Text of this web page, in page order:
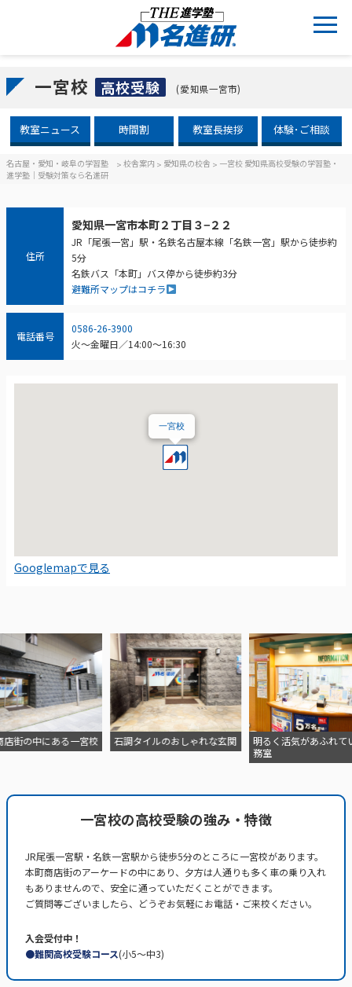
一宮校 高校受験 (愛知県一宮市)
教室ニュース 時間割 教室長挨拶 体験･ご相談
名古屋・愛知・岐阜の学習塾 > 校舎案内 > 愛知県の校舎 > 一宮校 愛知県高校受験の学習塾・
進学塾｜受験対策なら名進研
住所
愛知県一宮市本町２丁目３−２２
JR「尾張一宮」駅・名鉄名古屋本線「名鉄一宮」駅から徒歩約
5分
名鉄バス「本町」バス停から徒歩約3分
避難所マップはコチラ
電話番号
0586-26-3900
火～金曜日／14:00～16:30
一宮校
Googlemapで見る
イルのおしゃれな玄関
明るく活気があふれている事
務室
清潔感のあるエントラ
一宮校の高校受験の強み・特徴
JR尾張一宮駅・名鉄一宮駅から徒歩5分のところに一宮校があります。
本町商店街のアーケードの中にあり、夕方は人通りも多く車の乗り入れ
もありませんので、安全に通っていただくことができます。
ご質問等ございましたら、どうぞお気軽にお電話・ご来校ください。
入会受付中！
●難関高校受験コース(小5～中3)